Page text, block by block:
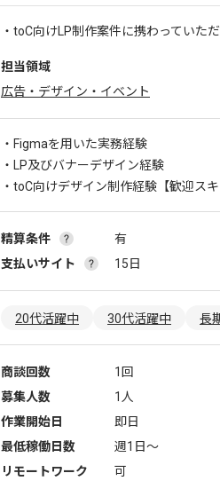
・toC向けLP制作案件に携わっていた
担当領域
広告・デザイン・イベント
・Figmaを用いた実務経験
・LP及びバナーデザイン経験
・toC向けデザイン制作経験 【歓迎ス
精算条件
有
支払いサイト
15日
20代活躍中 30代活躍中 長
商談回数
1回
募集人数
1人
作業開始日
即日
最低稼働日数
週1日〜
リモートワーク
可